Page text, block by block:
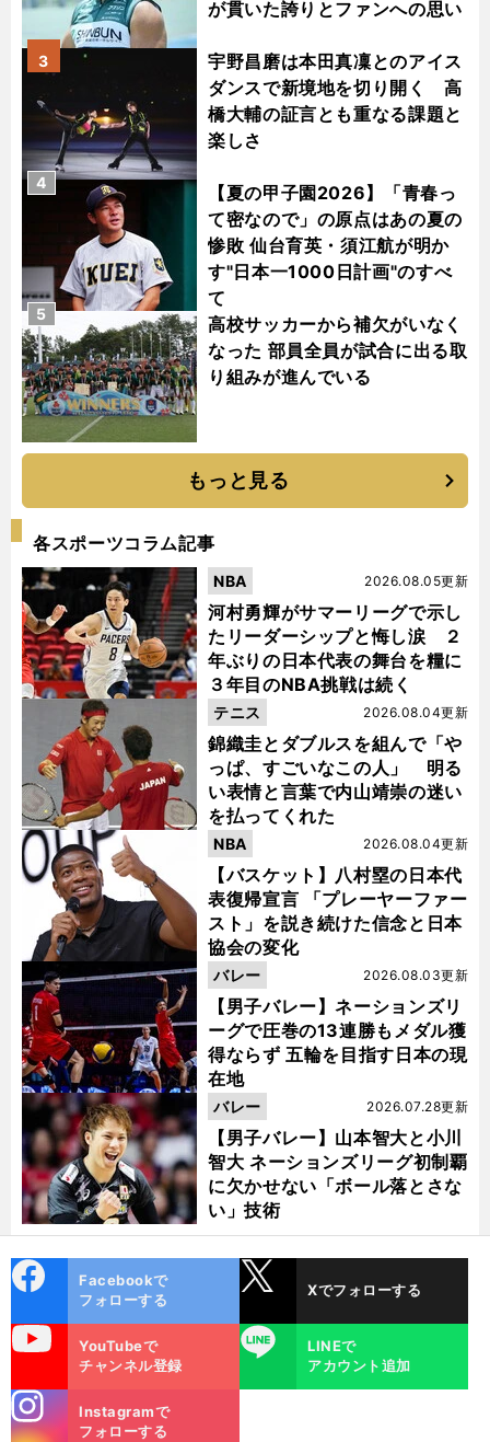
が貫いた誇りとファンへの思い
宇野昌磨は本田真凜とのアイス
ダンスで新境地を切り開く 高
橋大輔の証言とも重なる課題と
楽しさ
3
【夏の甲子園2026】「青春っ
て密なので」の原点はあの夏の
惨敗 仙台育英・須江航が明か
す"日本一1000日計画"のすべ
て
4
高校サッカーから補欠がいなく
なった 部員全員が試合に出る取
り組みが進んでいる
5
もっと見る
各スポーツコラム記事
河村勇輝がサマーリーグで示し
たリーダーシップと悔し涙 ２
年ぶりの日本代表の舞台を糧に
３年目のNBA挑戦は続く
2026.08.05更新
NBA
錦織圭とダブルスを組んで「や
っぱ、すごいなこの人」 明る
い表情と言葉で内山靖崇の迷い
を払ってくれた
2026.08.04更新
テニス
【バスケット】八村塁の日本代
表復帰宣言 「プレーヤーファー
スト」を説き続けた信念と日本
協会の変化
2026.08.04更新
NBA
【男子バレー】ネーションズリ
ーグで圧巻の13連勝もメダル獲
得ならず 五輪を目指す日本の現
在地
2026.08.03更新
バレー
【男子バレー】山本智大と小川
智大 ネーションズリーグ初制覇
に欠かせない「ボール落とさな
い」技術
2026.07.28更新
バレー
ok
Facebookで
フォローする
Xでフォローする
YouTubeで
チャンネル登録
LINE
LINEで
アカウント追加
m
Instagramで
フォローする